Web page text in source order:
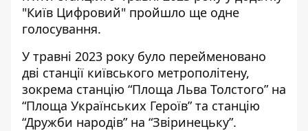
"Київ Цифровий" пройшло ще одне
голосування.
У травні 2023 року було перейменовано
дві станції київського метрополітену,
зокрема станцію “Площа Льва Толстого” на
“Площа Українських Героїв” та станцію
“Дружби народів” на “Звіринецьку”.